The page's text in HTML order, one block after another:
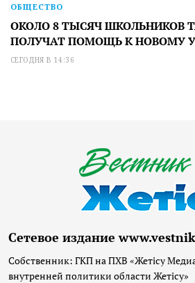
ОБЩЕСТВО
ОКОЛО 8 ТЫСЯЧ ШКОЛЬНИКОВ
ПОЛУЧАТ ПОМОЩЬ К НОВОМУ
СЕГОДНЯ В 14:36
Сетевое издание
Собственник: ГКП на ПХВ «Жетісу
внутренней политики области Жетісу»